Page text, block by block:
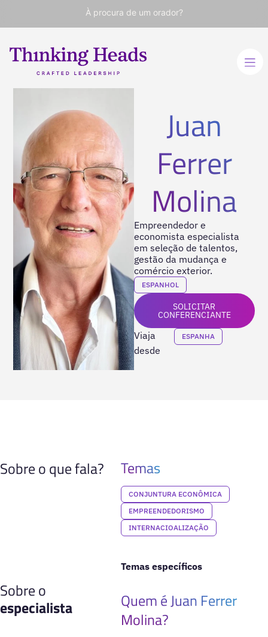
À procura de um orador?
Juan
Ferrer
Molina
Empreendedor e
economista especialista
em seleção de talentos,
gestão da mudança e
comércio exterior.
ESPANHOL
SOLICITAR
CONFERENCIANTE
Viaja
desde
ESPANHA
Sobre o que fala? Temas
CONJUNTURA ECONÔMICA
EMPREENDEDORISMO
INTERNACIOALIZAÇÃO
Temas específicos
Sobre o
especialista
Quem é Juan Ferrer
Molina?